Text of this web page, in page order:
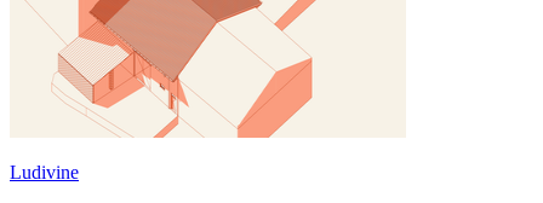
Ludivine